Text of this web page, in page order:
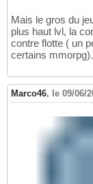
Mais le gros du
plus haut lvl, la
contre flotte ( un
certains mmorpg).
Marco46, le 09/06/